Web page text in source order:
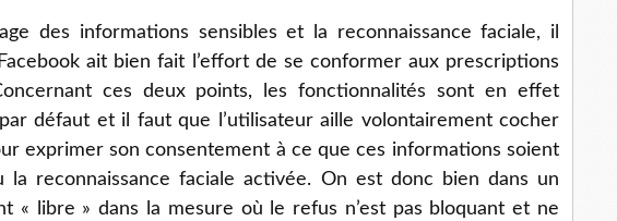
des informations sensibles et la reconnaissance faciale, il
ait bien fait l’effort de se conformer aux prescriptions
ces deux points, les fonctionnalités sont en effet
défaut et il faut que l’utilisateur aille volontairement cocher
exprimer son consentement à ce que ces informations soient
la reconnaissance faciale activée. On est donc bien dans un
« libre » dans la mesure où le refus n’est pas bloquant et ne